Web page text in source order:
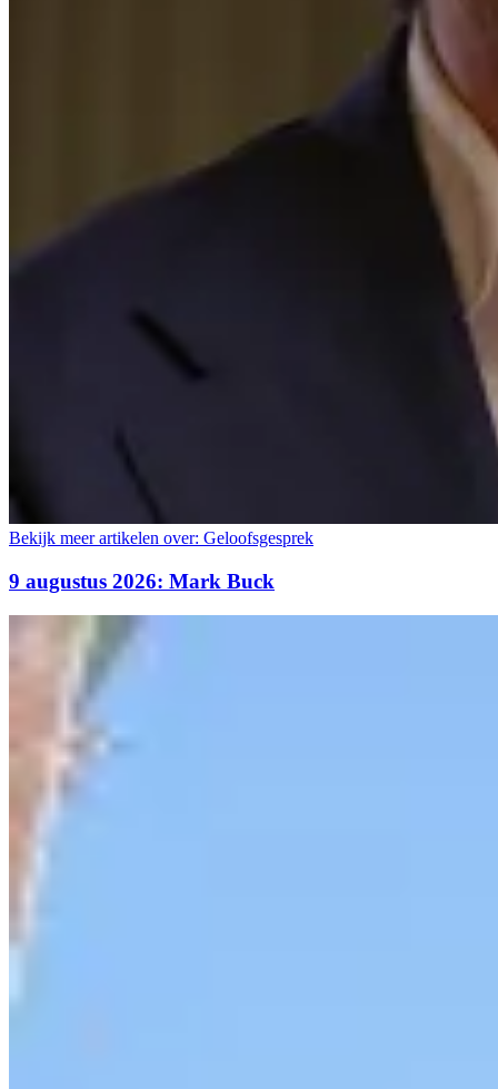
Bekijk meer artikelen over: Geloofsgesprek
9 augustus 2026: Mark Buck